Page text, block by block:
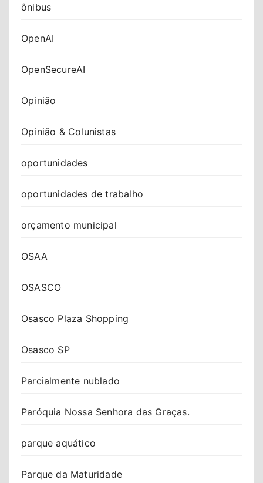
ônibus
OpenAI
OpenSecureAI
Opinião
Opinião & Colunistas
oportunidades
oportunidades de trabalho
orçamento municipal
OSAA
OSASCO
Osasco Plaza Shopping
Osasco SP
Parcialmente nublado
Paróquia Nossa Senhora das Graças.
parque aquático
Parque da Maturidade